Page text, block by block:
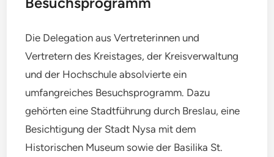
Die Delegation aus Vertreterinnen und
Vertretern des Kreistages, der Kreisverwaltung
und der Hochschule absolvierte ein
umfangreiches Besuchsprogramm. Dazu
gehörten eine Stadtführung durch Breslau, eine
Besichtigung der Stadt Nysa mit dem
Historischen Museum sowie der Basilika St.